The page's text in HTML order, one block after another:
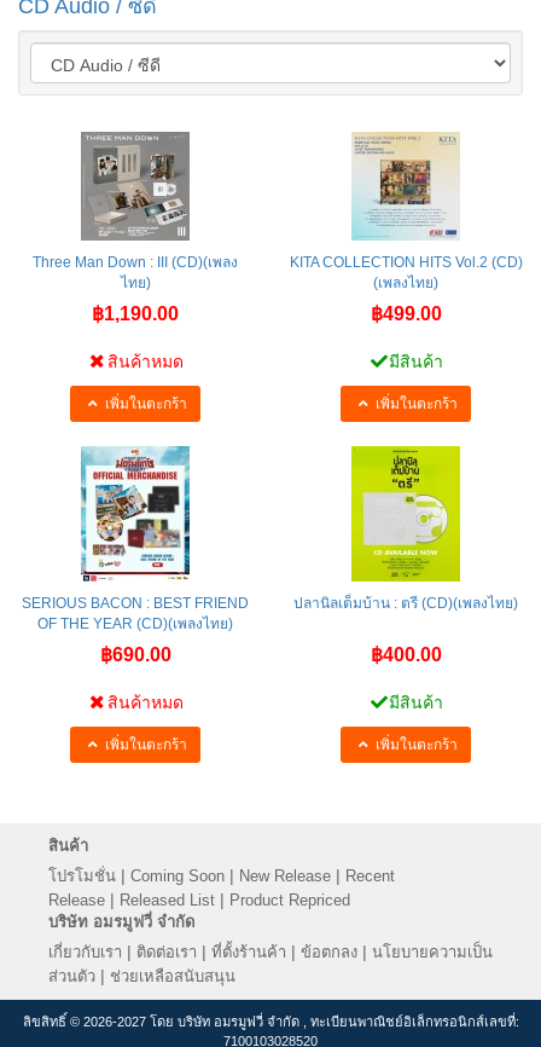
CD Audio / ซีดี
Three Man Down : III (CD)(เพลง
ไทย)
฿1,190.00
สินค้าหมด
เพิ่มในตะกร้า
KITA COLLECTION HITS Vol.2 (CD)
(เพลงไทย)
฿499.00
มีสินค้า
เพิ่มในตะกร้า
SERIOUS BACON : BEST FRIEND
OF THE YEAR (CD)(เพลงไทย)
฿690.00
สินค้าหมด
เพิ่มในตะกร้า
ปลานิลเต็มบ้าน : ตรี (CD)(เพลงไทย)
฿400.00
มีสินค้า
เพิ่มในตะกร้า
สินค้า
โปรโมชั่น | Coming Soon | New Release | Recent
Release | Released List | Product Repriced
บริษัท อมรมูฟวี่ จำกัด
เกี่ยวกับเรา | ติดต่อเรา | ที่ตั้งร้านค้า | ข้อตกลง | นโยบายความเป็น
ส่วนตัว | ช่วยเหลือสนับสนุน
ลิขสิทธิ์ © 2026-2027 โดย บริษัท อมรมูฟวี่ จำกัด , ทะเบียนพาณิชย์อิเล็กทรอนิกส์เลขที่:
7100103028520